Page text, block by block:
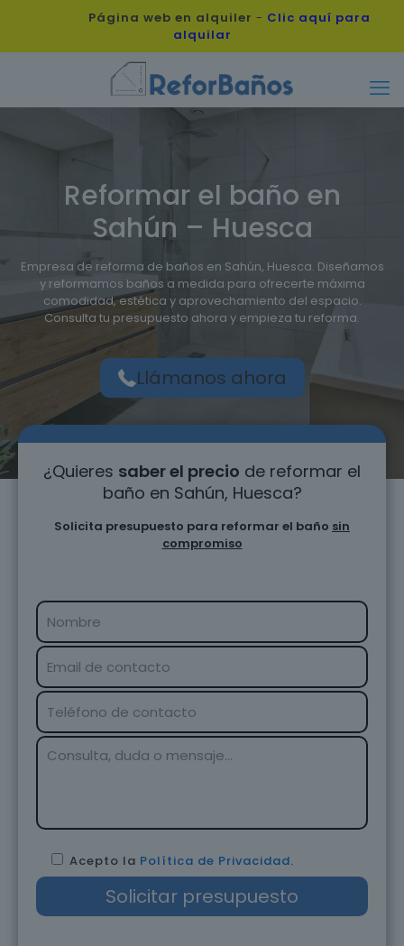
Página web en alquiler - Clic aquí para
alquilar
Reformar el baño en
Sahún – Huesca
Empresa de reforma de baños en Sahún, Huesca. Diseñamos
y reformamos baños a medida para ofrecerte máxima
comodidad, estética y aprovechamiento del espacio.
Consulta tu presupuesto ahora y empieza tu reforma.
Llámanos ahora
¿Quieres saber el precio de reformar el
baño en Sahún, Huesca?
Solicita presupuesto para reformar el baño sin
compromiso
Acepto la Política de Privacidad.